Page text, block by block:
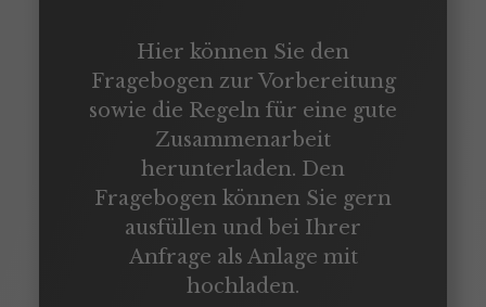
Hier können Sie den
Fragebogen zur Vorbereitung
sowie die Regeln für eine gute
Zusammenarbeit
herunterladen. Den
Fragebogen können Sie gern
ausfüllen und bei Ihrer
Anfrage als Anlage mit
hochladen.